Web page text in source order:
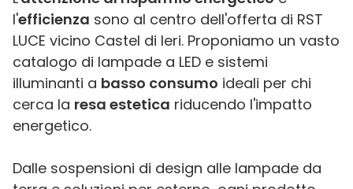
l'efficienza sono al centro dell'offerta di RST
LUCE vicino Castel di Ieri. Proponiamo un vasto
catalogo di lampade a LED e sistemi
illuminanti a basso consumo ideali per chi
cerca la resa estetica riducendo l'impatto
energetico.
Dalle sospensioni di design alle lampade da